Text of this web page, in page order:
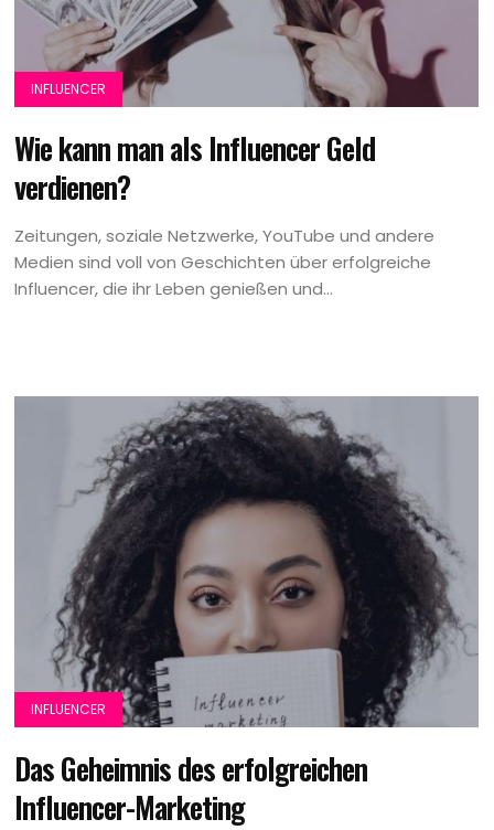
INFLUENCER
Wie kann man als Influencer Geld
verdienen?
Zeitungen, soziale Netzwerke, YouTube und andere
Medien sind voll von Geschichten über erfolgreiche
Influencer, die ihr Leben genießen und...
INFLUENCER
Das Geheimnis des erfolgreichen
Influencer-Marketing